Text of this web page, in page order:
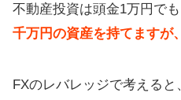
不動産投資は頭金1万円で
千万円の資産を持てますが
FXのレバレッジで考えると